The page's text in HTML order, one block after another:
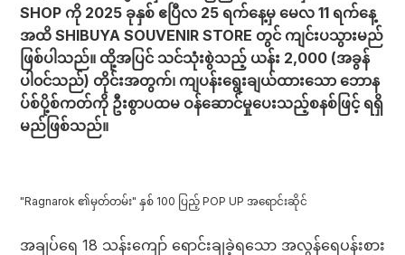
SHOP ကို 2025 ခုနှစ် ဧပြီလ 25 ရက်နေ့မှ မေလ 11 ရက်နေ့
အထိ SHIBUYA SOUVENIR STORE တွင် ကျင်းပသွားမည်
ဖြစ်ပါသည်။ ထို့အပြင် သင်သုံးစွဲသည့် ယန်း 2,000 (အခွန်
ပါ၀င်သည်) တိုင်းအတွက်၊ ကျပန်းရွေးချယ်ထားသော ဘောန
ပ်စ်ပို့စ်ကတ်ကို ဦးစွာပထမ ဝန်ဆောင်မှုပေးသည့်စနစ်ဖြင့် ရရှိ
မည်ဖြစ်သည်။
"Ragnarok ၏မှတ်တမ်း" နှစ် 100 ပြည့် POP UP အရောင်းဆိုင်
အချပ်ရေ 18 သန်းကျော် ရောင်းချခဲ့ရသော အလွန်ရေပန်းစား